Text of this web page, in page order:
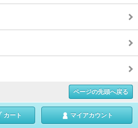
ページの先頭へ戻る
カート マイアカウント